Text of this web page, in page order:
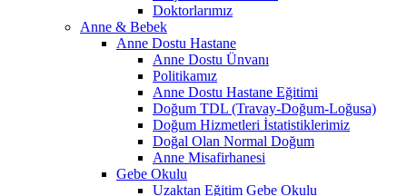
Doktorlarımız
Anne & Bebek
Anne Dostu Hastane
Anne Dostu Ünvanı
Politikamız
Anne Dostu Hastane Eğitimi
Doğum TDL (Travay-Doğum-Loğusa)
Doğum Hizmetleri İstatistiklerimiz
Doğal Olan Normal Doğum
Anne Misafirhanesi
Gebe Okulu
Uzaktan Eğitim Gebe Okulu